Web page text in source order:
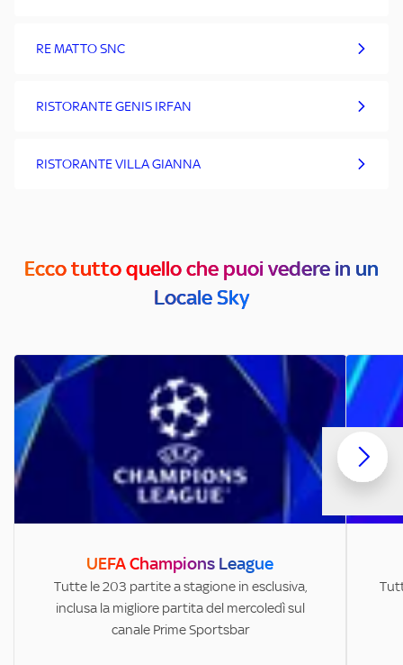
RE MATTO SNC
RISTORANTE GENIS IRFAN
RISTORANTE VILLA GIANNA
Ecco tutto quello che puoi vedere in un
Locale Sky
UEFA Champions League
Tutte le 203 partite a stagione in esclusiva,
inclusa la migliore partita del mercoledì sul
canale Prime Sportsbar